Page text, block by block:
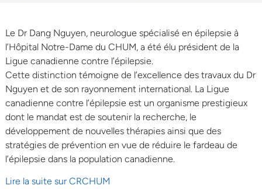
Le Dr Dang Nguyen, neurologue spécialisé en épilepsie à
l’Hôpital Notre-Dame du CHUM, a été élu président de la
Ligue canadienne contre l’épilepsie.
Cette distinction témoigne de l’excellence des travaux du Dr
Nguyen et de son rayonnement international. La Ligue
canadienne contre l’épilepsie est un organisme prestigieux
dont le mandat est de soutenir la recherche, le
développement de nouvelles thérapies ainsi que des
stratégies de prévention en vue de réduire le fardeau de
l’épilepsie dans la population canadienne.
Lire la suite sur CRCHUM